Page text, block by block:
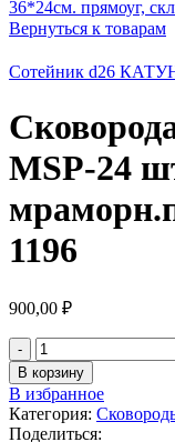
36*24см. прямоуг,
Вернуться к товарам
Сотейник d26
MSP-24
1196
900,00 ₽
В корзину
В избранное
Категория:
Поделиться: